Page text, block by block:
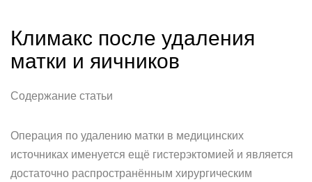
Климакс после удаления
матки и яичников
Содержание статьи
Операция по удалению матки в медицинских
источниках именуется ещё гистерэктомией и является
достаточно распространённым хирургическим